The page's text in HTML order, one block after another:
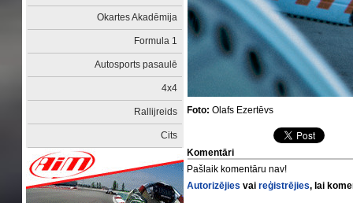
Okartes Akadēmija
Formula 1
Autosports pasaulē
4x4
Rallijreids
Cits
Foto: Olafs Ezertēvs
Komentāri
Pašlaik komentāru nav!
Autorizējies vaireģistrējies, lai